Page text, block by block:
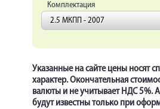
Комплектация
2.5 МКПП - 2007
Указанные на сайте цены носят
характер. Окончательная
валюты и не учитывает НДС 5%.
будут известны только при